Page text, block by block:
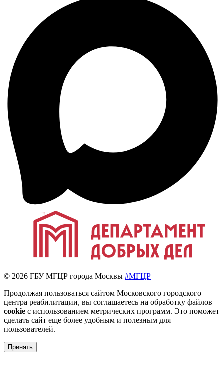
© 2026 ГБУ МГЦР города Москвы #МГЦР
Продолжая пользоваться сайтом Московского городского
центра реабилитации, вы соглашаетесь на обработку файлов
cookie с использованием метрических программ. Это поможет
сделать сайт еще более удобным и полезным для
пользователей.
Принять